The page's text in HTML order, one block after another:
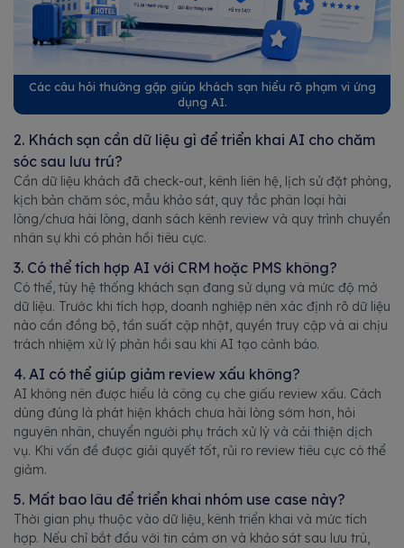
Các câu hỏi thường gặp giúp khách sạn hiểu rõ phạm vi ứng
dụng AI.
2. Khách sạn cần dữ liệu gì để triển khai AI cho chăm
sóc sau lưu trú?
Cần dữ liệu khách đã check-out, kênh liên hệ, lịch sử đặt phòng,
kịch bản chăm sóc, mẫu khảo sát, quy tắc phân loại hài
lòng/chưa hài lòng, danh sách kênh review và quy trình chuyển
nhân sự khi có phản hồi tiêu cực.
3. Có thể tích hợp AI với CRM hoặc PMS không?
Có thể, tùy hệ thống khách sạn đang sử dụng và mức độ mở
dữ liệu. Trước khi tích hợp, doanh nghiệp nên xác định rõ dữ liệu
nào cần đồng bộ, tần suất cập nhật, quyền truy cập và ai chịu
trách nhiệm xử lý phản hồi sau khi AI tạo cảnh báo.
4. AI có thể giúp giảm review xấu không?
AI không nên được hiểu là công cụ che giấu review xấu. Cách
dùng đúng là phát hiện khách chưa hài lòng sớm hơn, hỏi
nguyên nhân, chuyển người phụ trách xử lý và cải thiện dịch
vụ. Khi vấn đề được giải quyết tốt, rủi ro review tiêu cực có thể
giảm.
5. Mất bao lâu để triển khai nhóm use case này?
Thời gian phụ thuộc vào dữ liệu, kênh triển khai và mức tích
hợp. Nếu chỉ bắt đầu với tin cảm ơn và khảo sát sau lưu trú,